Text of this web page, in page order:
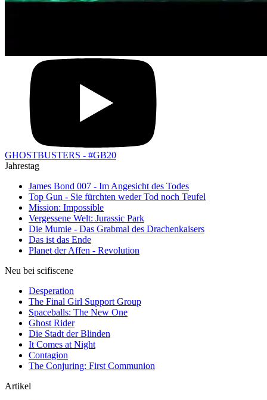
GHOSTBUSTERS - #GB20
Jahrestag
James Bond 007 - Im Angesicht des Todes
Top Gun - Sie fürchten weder Tod noch Teufel
Mission: Impossible
Vergessene Welt: Jurassic Park
Die Mumie - Das Grabmal des Drachenkaisers
Das ist das Ende
Planet der Affen - Revolution
Neu bei scifiscene
Desperation
The Final Girl Support Group
Spaceballs: The New One
Ghost Rider
Die Stadt der Blinden
It Comes at Night
Contagion
The Conjuring: First Communion
Artikel